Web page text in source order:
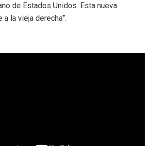
de Estados Unidos. Esta nueva
la vieja derecha”.